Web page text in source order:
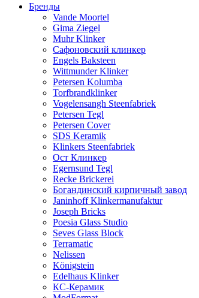
Бренды
Vande Moortel
Gima Ziegel
Muhr Klinker
Сафоновский клинкер
Engels Baksteen
Wittmunder Klinker
Petersen Kolumba
Torfbrandklinker
Vogelensangh Steenfabriek
Petersen Tegl
Petersen Cover
SDS Keramik
Klinkers Steenfabriek
Ост Клинкер
Egernsund Tegl
Recke Brickerei
Богандинский кирпичный завод
Janinhoff Klinkermanufaktur
Joseph Bricks
Poesia Glass Studio
Seves Glass Block
Terramatic
Nelissen
Königstein
Edelhaus Klinker
КС-Керамик